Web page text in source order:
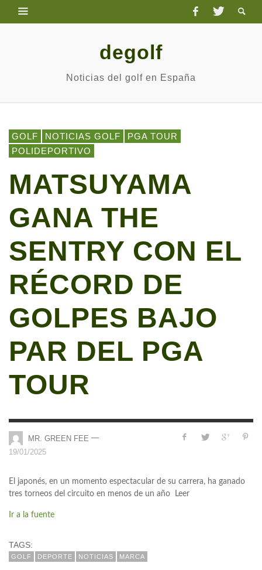
degolf
Noticias del golf en España
GOLF NOTICIAS GOLF
PGA TOUR
POLIDEPORTIVO
MATSUYAMA
GANA THE
SENTRY CON EL
RÉCORD DE
GOLPES BAJO
PAR DEL PGA
TOUR
MR. GREEN FEE —
19/01/2025
El japonés, en un momento espectacular de su carrera, ha ganado
tres torneos del circuito en menos de un año Leer
Ir a la fuente
TAGS:
GOLF DEPORTE NOTICIAS MARCA